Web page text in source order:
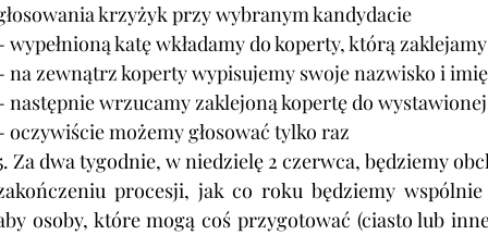
krzyżyk przy wybranym kandydacie
wypełnioną katę wkładamy do koperty, którą zaklejamy
na zewnątrz koperty wypisujemy swoje nazwisko i
następnie wrzucamy zaklejoną kopertę do
oczywiście możemy głosować tylko raz
Za dwa tygodnie, w niedzielę 2 czerwca, będziemy
procesji, jak co roku będziemy
osoby, które mogą coś przygotować (ciasto lub